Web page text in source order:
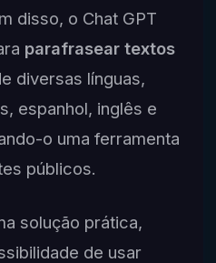
disso, o Chat GPT
parafrasear textos
diversas línguas,
espanhol, inglês e
o uma ferramenta
públicos.
solução prática,
de usar